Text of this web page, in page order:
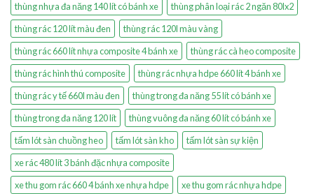
thùng nhựa đa năng 140 lít có bánh xe
thùng phân loại rác 2 ngăn 80lx2
thùng rác 120 lít màu đen
thùng rác 120l màu vàng
thùng rác 660 lít nhựa composite 4 bánh xe
thùng rác cà heo composite
thùng rác hình thú composite
thùng rác nhựa hdpe 660 lít 4 bánh xe
thùng rác y tế 660l màu đen
thùng trong đa năng 55 lít có bánh xe
thùng trong đa năng 120 lít
thùng vuông đa năng 60 lít có bánh xe
tấm lót sàn chuồng heo
tấm lót sàn kho
tấm lót sàn sự kiện
xe rác 480 lít 3 bánh đặc nhựa composite
xe thu gom rác 660 4 bánh xe nhựa hdpe
xe thu gom rác nhựa hdpe